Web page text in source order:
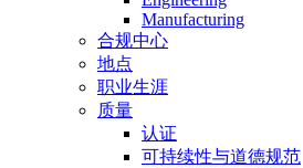
Manufacturing
合规中心
地点
职业生涯
质量
认证
可持续性与道德规范